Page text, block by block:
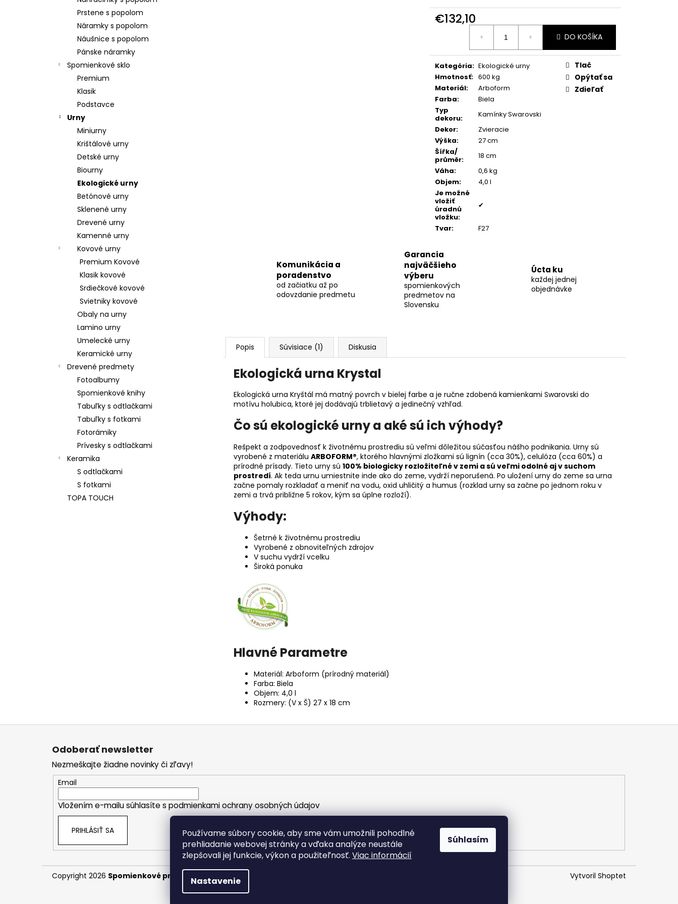
Používame súbory cookie, aby sme vám umožnili pohodlné
prehliadanie webovej stránky a vďaka analýze neustále
zlepšovali jej funkcie, výkon a použiteľnosť. Viac informácií
Nastavenie
Súhlasím
Prstene s popolom
Náramky s popolom
Náušnice s popolom
Pánske náramky
Spomienkové sklo
Premium
Klasik
Podstavce
Urny
Miniurny
Krištálové urny
Detské urny
Biourny
Ekologické urny
Betónové urny
Sklenené urny
Drevené urny
Kamenné urny
Kovové urny
Premium Kovové
Klasik kovové
Srdiečkové kovové
Svietniky kovové
Obaly na urny
Lamino urny
Umelecké urny
Keramické urny
Drevené predmety
Fotoalbumy
Spomienkové knihy
Tabuľky s odtlačkami
Tabuľky s fotkami
Fotorámiky
Prívesky s odtlačkami
Keramika
S odtlačkami
S fotkami
TOPA TOUCH
€132,10
Jednotková
DO KOŠÍKA
Kategória: Ekologické urny
Hmotnosť: 600 kg
Materiál:
Arboform
Farba:
Biela
Typ
dekoru:
Kamínky Swarovski
Dekor:
Zvieracie
Výška:
27 cm
Šířka/
průměr:
18 cm
Váha:
0,6 kg
Objem:
4,0 l
Je možné
vložiť
úradnú
vložku:
✔
Tvar: F27
Tlač
Opýtať sa
Zdieľať
Komunikácia a
poradenstvo
od začiatku až po
odovzdanie predmetu
Garancia
najväčšieho
výberu
spomienkových
predmetov na
Slovensku
Úcta ku
každej jednej
objednávke
Popis Súvisiace (1) Diskusia
Ekologická urna Krystal
Ekologická urna Kryštál má matný povrch v bielej farbe a je ručne zdobená kamienkami Swarovski do
motívu holubica, ktoré jej dodávajú trblietavý a jedinečný vzhľad.
Čo sú ekologické urny a aké sú ich výhody?
Rešpekt a zodpovednosť k životnému prostrediu sú veľmi dôležitou súčasťou nášho podnikania. Urny sú
vyrobené z materiálu ARBOFORM®, ktorého hlavnými zložkami sú lignín (cca 30%), celulóza (cca 60%) a
prírodné prísady. Tieto urny sú 100% biologicky rozložiteľné v zemi a sú veľmi odolné aj v suchom
prostredí. Ak teda urnu umiestnite inde ako do zeme, vydrží neporušená. Po uložení urny do zeme sa urna
začne pomaly rozkladať a meniť na vodu, oxid uhličitý a humus (rozklad urny sa začne po jednom roku v
zemi a trvá približne 5 rokov, kým sa úplne rozloží).
Výhody:
Šetrné k životnému prostrediu
Vyrobené z obnoviteľných zdrojov
V suchu vydrží vcelku
Široká ponuka
Hlavné Parametre
Materiál: Arboform (prírodný materiál)
Farba: Biela
Objem: 4,0 l
Rozmery: (V x Š) 27 x 18 cm
POZLÁTENÝ PRSTEŇ PERLEŤ
Z
Odoberať newsletter
Nezmeškajte žiadne novinky či zľavy!
Email
Vložením e-mailu súhlasíte spodmienkami ochrany osobných údajov
PRIHLÁSIŤ SA
Vytvoril Shoptet
Copyright 2026 Spomienkové predmety . Všetky práva vyhradené.